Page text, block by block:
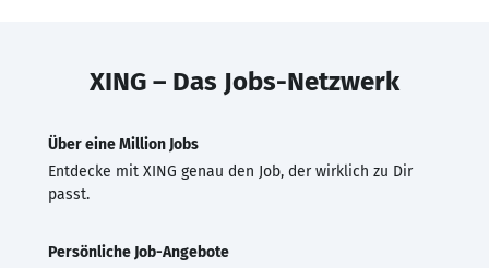
XING – Das Jobs-Netzwerk
Über eine Million Jobs
Entdecke mit XING genau den Job, der wirklich zu Dir
passt.
Persönliche Job-Angebote